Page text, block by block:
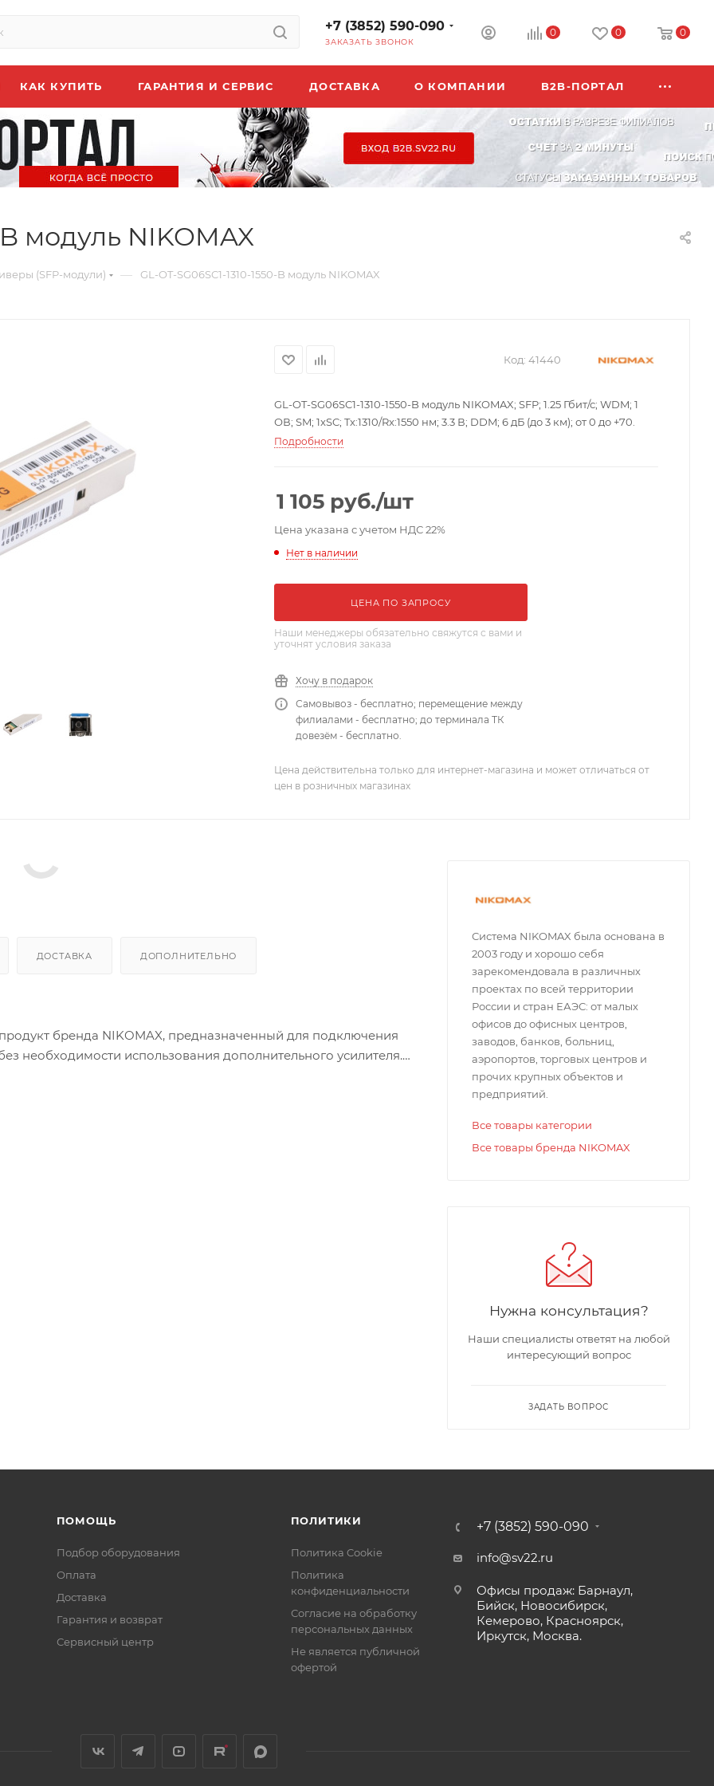
+7 (3852) 590-090
ЗАКАЗАТЬ ЗВОНОК
0 0 0
КАК КУПИТЬ ГАРАНТИЯ И СЕРВИС ДОСТАВКА О КОМПАНИИ B2B-ПОРТАЛ
B модуль NIKOMAX
(SFP-модули) — GL-OT-SG06SC1-1310-1550-B модуль NIKOMAX
Код: 41440
GL-OT-SG06SC1-1310-1550-B модуль NIKOMAX; SFP; 1.25 Гбит/с; WDM; 1
ОВ; SM; 1xSC; Tx:1310/Rx:1550 нм; 3.3 В; DDM; 6 дБ (до 3 км); от 0 до +70.
Подробности
1 105 руб./шт
Цена указана с учетом НДС 22%
Нет в наличии
ЦЕНА ПО ЗАПРОСУ
Наши менеджеры обязательно свяжутся с вами и
уточнят условия заказа
Хочу в подарок
Самовывоз - бесплатно; перемещение между
филиалами - бесплатно; до терминала ТК
довезём - бесплатно.
Цена действительна только для интернет-магазина и может отличаться от
цен в розничных магазинах
ДОСТАВКА ДОПОЛНИТЕЛЬНО
продукт бренда NIKOMAX, предназначенный для подключения
необходимости использования дополнительного усилителя.
Система NIKOMAX была основана в
2003 году и хорошо себя
зарекомендовала в различных
проектах по всей территории
России и стран ЕАЭС: от малых
офисов до офисных центров,
заводов, банков, больниц,
аэропортов, торговых центров и
прочих крупных объектов и
предприятий.
Все товары категории
Все товары бренда NIKOMAX
Нужна консультация?
Наши специалисты ответят на любой
интересующий вопрос
ЗАДАТЬ ВОПРОС
ПОМОЩЬ
Подбор оборудования
Оплата
Доставка
Гарантия и возврат
Сервисный центр
ПОЛИТИКИ
Политика Cookie
Политика
конфиденциальности
Согласие на обработку
персональных данных
Не является публичной
офертой
+7 (3852) 590-090
info@sv22.ru
Офисы продаж: Барнаул,
Бийск, Новосибирск,
Кемерово, Красноярск,
Иркутск, Москва.